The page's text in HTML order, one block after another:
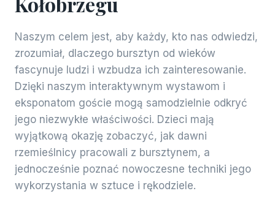
Naszym celem jest, aby każdy, kto nas odwiedzi,
zrozumiał, dlaczego bursztyn od wieków
fascynuje ludzi i wzbudza ich zainteresowanie.
Dzięki naszym interaktywnym wystawom i
eksponatom goście mogą samodzielnie odkryć
jego niezwykłe właściwości. Dzieci mają
wyjątkową okazję zobaczyć, jak dawni
rzemieślnicy pracowali z bursztynem, a
jednocześnie poznać nowoczesne techniki jego
wykorzystania w sztuce i rękodziele.